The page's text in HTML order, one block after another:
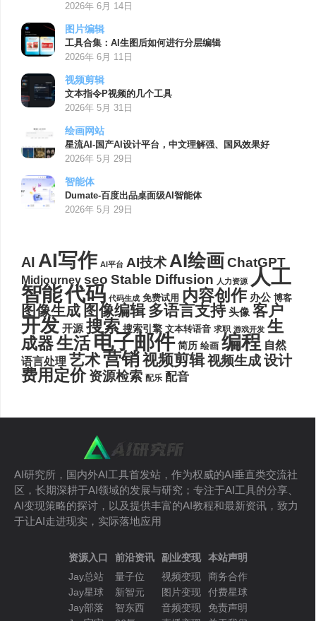
2026年 6月 14日
图片编辑
工具合集：AI生图后如何进行分层编辑
2026年 6月 11日
视频剪辑
文本指令P视频的几个工具
2026年 5月 31日
绘画网站
星流AI-国产AI设计平台，中文理解强、国风效果好
2026年 5月 29日
智能体
Dumate-百度出品桌面级AI智能体
2026年 5月 29日
AI AI写作 AI平台 AI技术AI绘画ChatGPT
Midjourney seo Stable Diffusion 人力资源 人工
智能代码 代码生成 免费试用 内容创作 办公 博客
图像生成 图像编辑 多语言支持 头像 客户
开发 开源 搜索 搜索引擎 文本转语音 求职 游戏开发 生
成器生活电子邮件 简历 绘画 编程 自然
语言处理 艺术营销视频剪辑视频生成设计
费用定价 资源检索 配乐 配音
AI研究所，国内外AI工具首发站，作为权威的AI垂直类交流社
区，长期深耕于AI领域的发展与研究；专注于AI工具的分享、
AI变现策略的探讨，以及提供丰富的AI教程和最新资讯，致力
于让AI走进现实，实际落地应用
资源入口
Jay总站
Jay星球
Jay部落
前沿资讯
量子位
新智元
智东西
副业变现
视频变现
图片变现
音频变现
本站声明
商务合作
付费星球
免责声明